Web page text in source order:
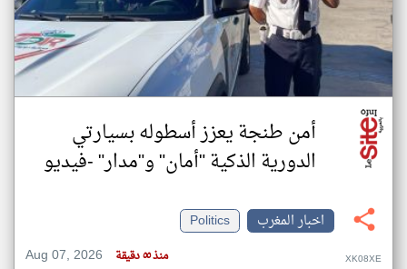
أمن طنجة يعزز أسطوله بسيارتي
الدورية الذكية "أمان" و"مدار" -فيديو
اخبار المغرب
Politics
Aug 07, 2026
منذ ٥٥ دقيقة XK08XE